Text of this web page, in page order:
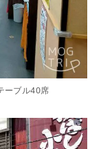
ーブル40席